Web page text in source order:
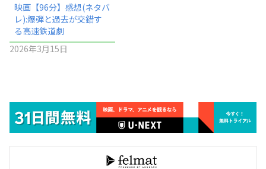
映画【96分】感想(ネタバ
レ):爆弾と過去が交錯す
る高速鉄道劇
2026年3月15日